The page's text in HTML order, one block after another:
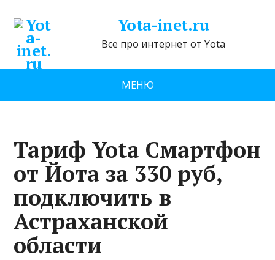
Yota-inet.ru
Все про интернет от Yota
МЕНЮ
Тариф Yota Смартфон
от Йота за 330 руб,
подключить в
Астраханской
области